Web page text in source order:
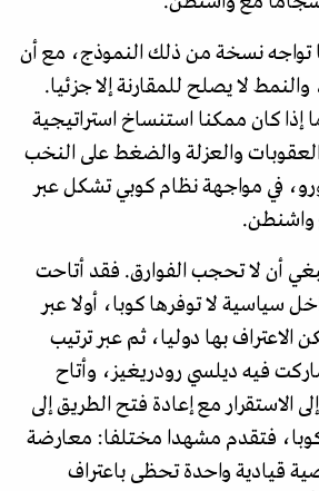
تواجه نسخة من ذلك النموذج، مع أن
لا يصلح للمقارنة إلا جزئيا.
إذا كان ممكنا استنساخ استراتيجية
والعزلة والضغط على النخب
في مواجهة نظام كوبي تشكل عبر
واشنطن.
أن لا تحجب الفوارق. فقد أتاحت
سياسية لا توفرها كوبا، أولا عبر
بها دوليا، ثم عبر ترتيب
فيه ديلسي رودريغيز، وأتاح
الاستقرار مع إعادة فتح الطريق إلى
كوبا، فتقدم مشهدا مختلفا: معارضة
قيادية واحدة تحظى باعتراف